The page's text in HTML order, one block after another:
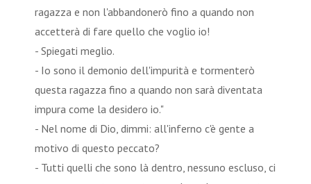
ragazza e non l'abbandonerò fino a quando non
accetterà di fare quello che voglio io!
- Spiegati meglio.
- Io sono il demonio dell'impurità e tormenterò
questa ragazza fino a quando non sarà diventata
impura come la desidero io."
- Nel nome di Dio, dimmi: all'inferno c'è gente a
motivo di questo peccato?
- Tutti quelli che sono là dentro, nessuno escluso, ci